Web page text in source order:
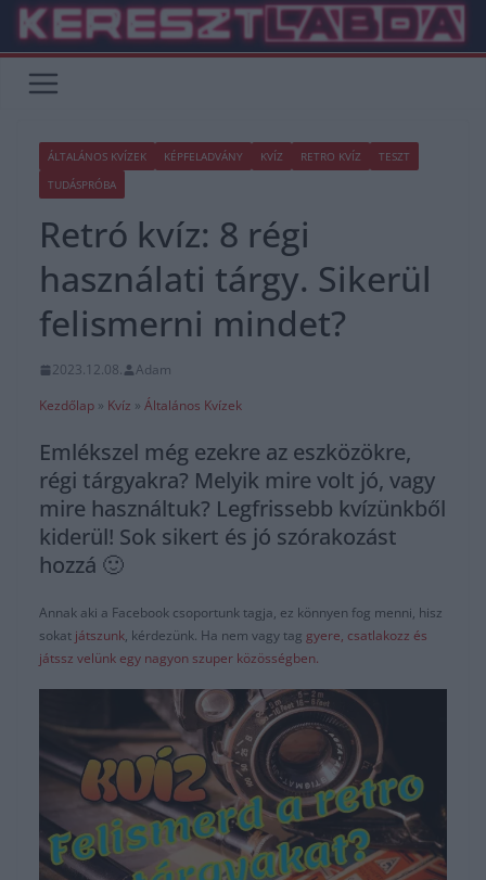
Skip
content
ÁLTALÁNOS KVÍZEK KÉPFELADVÁNY KVÍZ RETRO KVÍZ
TESZT
TUDÁSPRÓBA
Retró kvíz: 8 régi
használati tárgy. Sikerül
felismerni mindet?
2023.12.08.
Adam
Kezdőlap » Kvíz » Általános Kvízek
Emlékszel még ezekre az eszközökre,
régi tárgyakra? Melyik mire volt jó, vagy
mire használtuk? Legfrissebb kvízünkből
kiderül! Sok sikert és jó szórakozást
hozzá 🙂
Annak aki a Facebook csoportunk tagja, ez könnyen fog menni, hisz
sokat játszunk, kérdezünk. Ha nem vagy tag gyere, csatlakozz és
játssz velünk egy nagyon szuper közösségben.